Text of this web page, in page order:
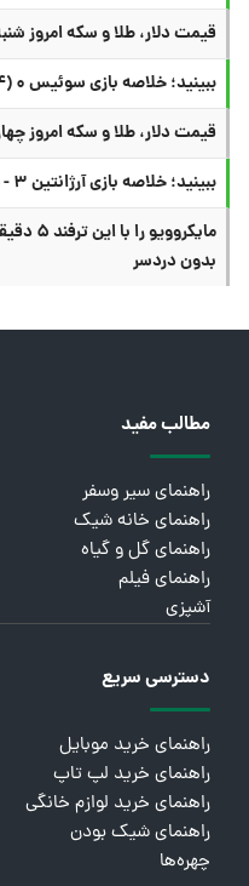
قیمت دلار، طلا و سکه امروز شنبه ۲۰
ببینید؛ خلاصه بازی سوئیس ۰ (۴) - کلمبیا ۰ (۳) در جام جهانی
قیمت دلار، طلا و سکه امروز چهارشنبه ۱۷
ببینید؛ خلاصه بازی آرژانتین ۳ - مصر ۲ در جام جهانی
بدون دردسر
مطالب مفید
راهنمای سیر وسفر
راهنمای خانه شیک
راهنمای گل و گیاه
راهنمای فیلم
آشپزی
دسترسی سریع
راهنمای خرید موبایل
راهنمای خرید لپ تاپ
راهنمای خرید لوازم خانگی
راهنمای شیک بودن
چهره‌ها